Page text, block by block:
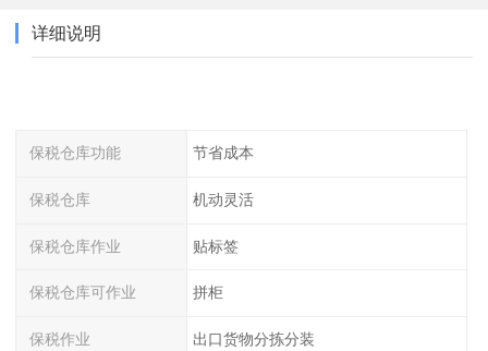
详细说明
保税仓库功能 节省成本
保税仓库 机动灵活
保税仓库作业 贴标签
保税仓库可作业 拼柜
保税作业 出口货物分拣分装